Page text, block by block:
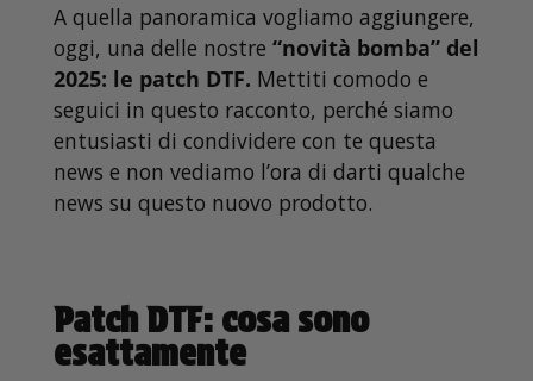
A quella panoramica vogliamo aggiungere,
oggi, una delle nostre “novità bomba” del
2025: le patch DTF. Mettiti comodo e
seguici in questo racconto, perché siamo
entusiasti di condividere con te questa
news e non vediamo l’ora di darti qualche
news su questo nuovo prodotto.
Patch DTF: cosa sono
esattamente